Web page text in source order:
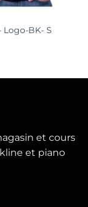
Logo-BK- S
et cours
et piano